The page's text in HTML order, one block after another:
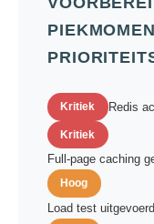
Kritiek Redis
Kritiek
Full-page caching
Hoog
Load test